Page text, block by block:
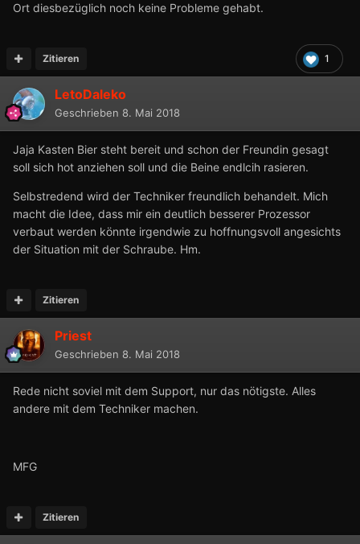
Ort diesbezüglich noch keine Probleme gehabt.
1
Zitieren
LetoDaleko
Geschrieben 8. Mai 2018
Jaja Kasten Bier steht bereit und schon der Freundin gesagt
soll sich hot anziehen soll und die Beine endlcih rasieren.
Selbstredend wird der Techniker freundlich behandelt. Mich
macht die Idee, dass mir ein deutlich besserer Prozessor
verbaut werden könnte irgendwie zu hoffnungsvoll angesichts
der Situation mit der Schraube. Hm.
Zitieren
Priest
Geschrieben 8. Mai 2018
Rede nicht soviel mit dem Support, nur das nötigste. Alles
andere mit dem Techniker machen.
MFG
Zitieren